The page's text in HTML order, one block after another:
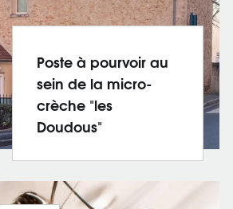
Poste à pourvoir au
sein de la micro-
crèche "les
Doudous"